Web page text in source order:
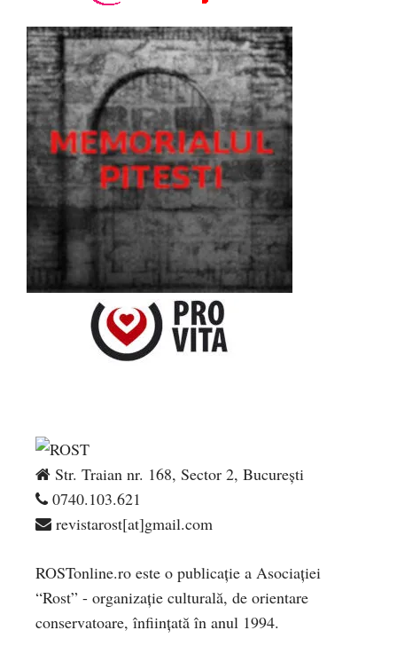
Str. Traian nr. 168, Sector 2, București
0740.103.621
revistarost[at]gmail.com
ROSTonline.ro este o publicaţie a Asociaţiei
“Rost” - organizaţie culturală, de orientare
conservatoare, înfiinţată în anul 1994.